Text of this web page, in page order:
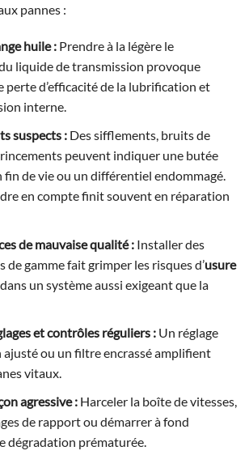
pannes :
huile :Prendre à la légère le
liquide de transmission provoque
perte d’efficacité de la lubrification et
interne.
suspects :Des sifflements, bruits de
peuvent indiquer une butée
fin de vie ou un différentiel endommagé.
en compte finit souvent en réparation
de mauvaise qualité :Installer des
de gamme fait grimper les risques d’usure
un système aussi exigeant que la
et contrôles réguliers :Un réglage
ajusté ou un filtre encrassé amplifient
vitaux.
agressive :Harceler la boîte de vitesses,
de rapport ou démarrer à fond
dégradation prématurée.